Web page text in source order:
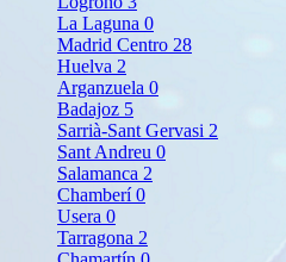
La Laguna 0
Madrid Centro 28
Huelva 2
Arganzuela 0
Badajoz 5
Sarrià-Sant Gervasi 2
Sant Andreu 0
Salamanca 2
Chamberí0
Usera 0
Tarragona 2